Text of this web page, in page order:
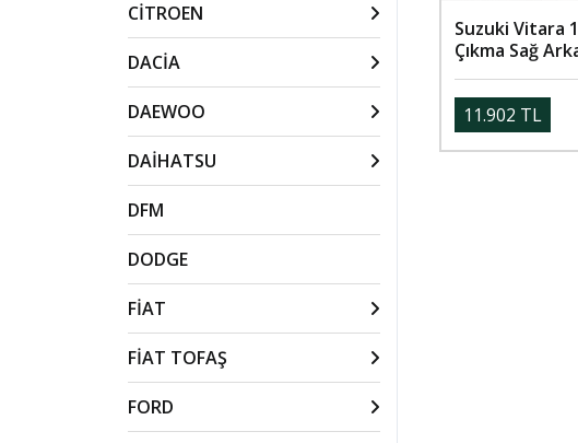
CİTROEN
DACİA
DAEWOO
DAİHATSU
DFM
DODGE
FİAT
FİAT TOFAŞ
FORD
Suzuki Vitara
Çıkma Sağ
11.902 TL